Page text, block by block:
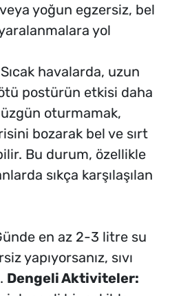
yoğun egzersiz, bel
yol
Sıcak havalarda, uzun
postürün etkisi daha
oturmamak,
bozarak bel ve sırt
Bu durum, özellikle
sıkça karşılaşılan
en az 2-3 litre su
yapıyorsanız, sıvı
Dengeli Aktiviteler: